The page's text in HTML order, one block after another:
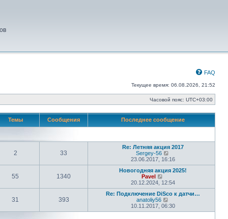
FAQ
Текущее время: 06.08.2026, 21:52
Часовой пояс: UTC+03:00
Темы Сообщения Последнее сообщение
2 33
Re: Летняя акция 2017
Sergey-56
е
р
е
т
и
к
о
с
23.06.2017, 16:16
55 1340
Новогодняя акция 2025!
Pavel
е
р
е
й
т
и
20.12.2024, 12:54
31 393
Re: Подключение DiSco к датчи…
anatoliy56
е
р
10.11.2017, 06:30